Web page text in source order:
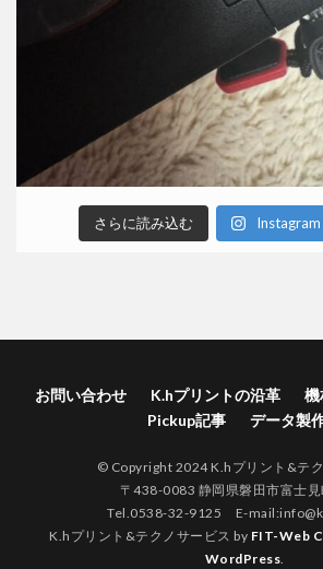
さらに読み込む
お問い合わせ K.hプリントの沿革
機
Pickup記事
データ製
© Copyright 2024 K.hプリント&テ
〒438-0083 静岡県磐田市富士
Tel.0538-32-9125 E-mail:
K.hプリント&テクノサービス by FIT-Web
WordPress.